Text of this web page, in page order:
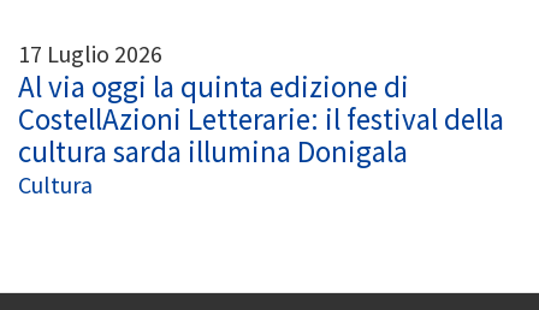
17 Luglio 2026
Al via oggi la quinta edizione di
CostellAzioni Letterarie: il festival della
cultura sarda illumina Donigala
Cultura